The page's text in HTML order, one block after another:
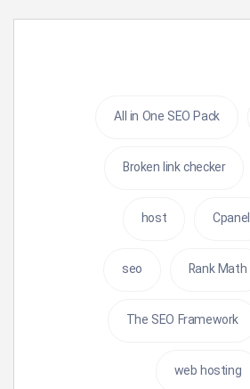
All in One SEO Pack
Broken link checker
Cpanel
host
Rank Math
seo
The SEO Framework
web hosting